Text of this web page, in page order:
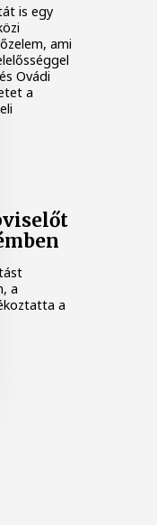
is egy
ami
Ovádi
a
a
a